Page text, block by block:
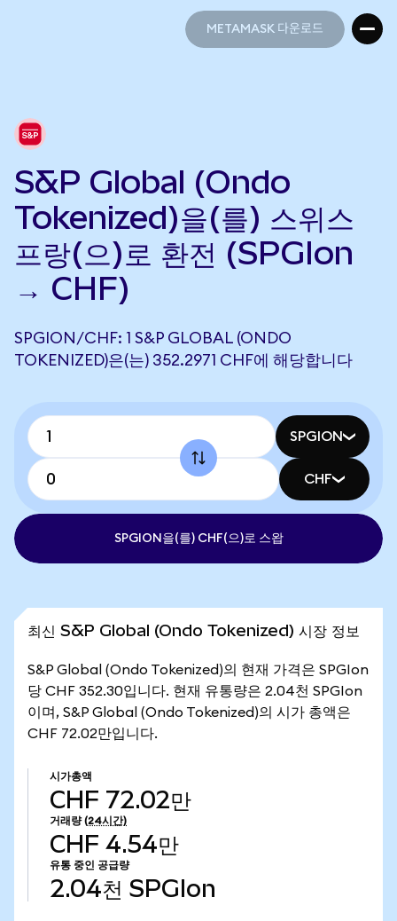
METAMASK 다운로드
S&P Global (Ondo
Tokenized)을(를) 스위스
프랑(으)로 환전 (SPGIon
→ CHF)
SPGION/CHF: 1 S&P GLOBAL (ONDO
TOKENIZED)은(는) 352.2971 CHF에 해당합니다
SPGION
CHF
SPGION을(를) CHF(으)로 스왑
최신 S&P Global (Ondo Tokenized) 시장 정보
S&P Global (Ondo Tokenized)의 현재 가격은 SPGIon
당 CHF 352.30입니다. 현재 유통량은 2.04천 SPGIon
이며, S&P Global (Ondo Tokenized)의 시가 총액은
CHF 72.02만입니다.
시가총액
CHF 72.02만
거래량 (24시간)
CHF 4.54만
유통 중인 공급량
2.04천 SPGIon